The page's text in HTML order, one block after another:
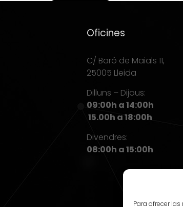
Para ofrecer
Oficines
C/ Baró de Maials 11,
25005 Lleida
Dilluns – Dijous:
09:00h a 14:00h
15.00h a 18:00h
Divendres:
08:00h a 15:00h